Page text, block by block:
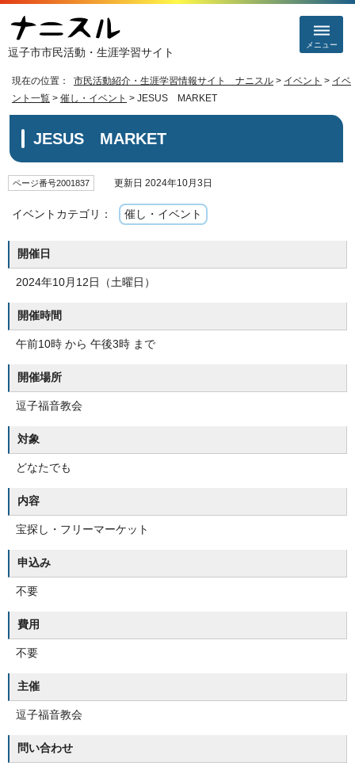
逗子市市民活動・生涯学習サイト
メニュー
現在の位置： 市民活動紹介・生涯学習情報サイト ナニスル > イベント > イベ
ント一覧 > 催し・イベント > JESUS MARKET
JESUS MARKET
ページ番号2001837 更新日 2024年10月3日
イベントカテゴリ： 催し・イベント
開催日
2024年10月12日（土曜日）
開催時間
午前10時 から 午後3時 まで
開催場所
逗子福音教会
対象
どなたでも
内容
宝探し・フリーマーケット
申込み
不要
費用
不要
主催
逗子福音教会
問い合わせ